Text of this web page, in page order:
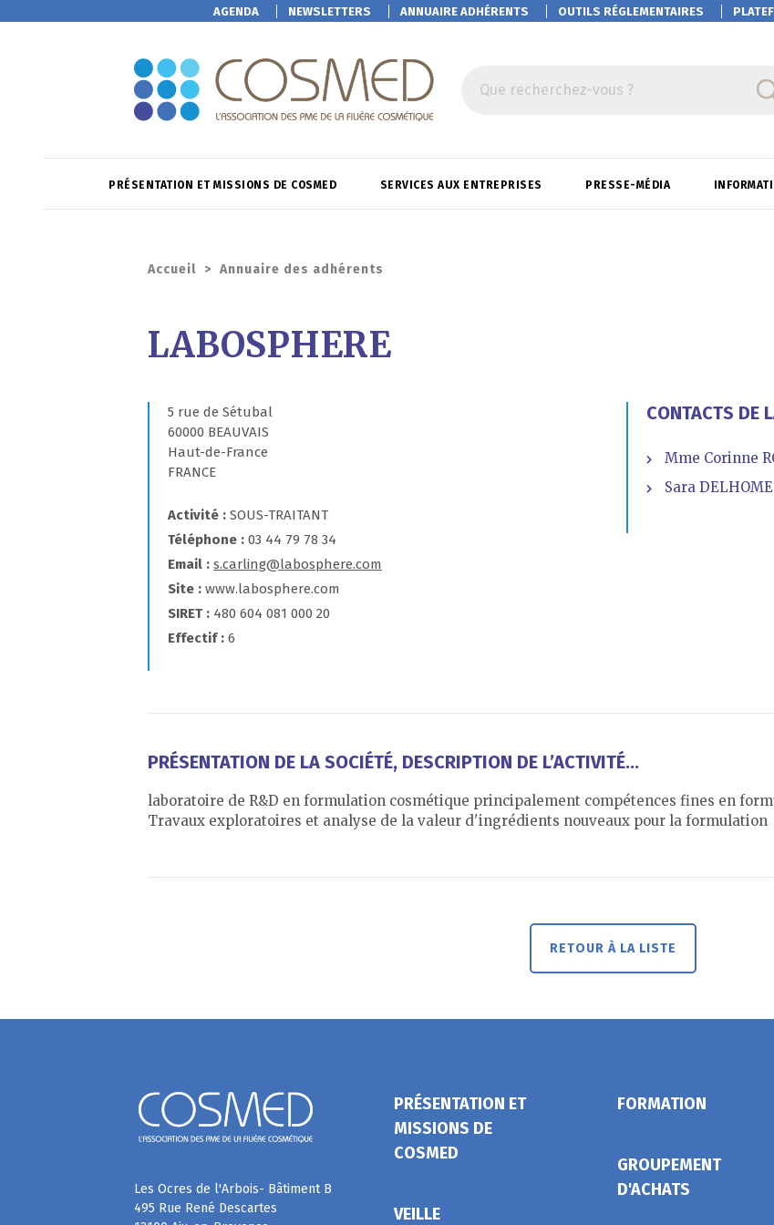
AGENDA NEWSLETTERS ANNUAIRE ADHÉRENTS OUTILS RÉGLEMENTAIRES
Que recherchez-vous ?
PRÉSENTATION ET MISSIONS DE COSMED SERVICES AUX ENTREPRISES PRESSE-MÉDIA
Accueil > Annuaire des adhérents
LABOSPHERE
5 rue de Sétubal
60000 BEAUVAIS
Haut-de-France
FRANCE
Activité
SOUS-TRAITANT
Téléphone
03 44 79 78 34
Email
s.carling@labosphere.com
Site
www.labosphere.com
SIRET
480 604 081 000 20
Effectif
6
CONTACTS DE
Mme Corinne
Sara
PRÉSENTATION DE LA SOCIÉTÉ, DESCRIPTION DE L’ACTIVITÉ...
laboratoire de R&D en formulation cosmétique principalement compétences fines en
Travaux exploratoires et analyse de la valeur d'ingrédients nouveaux pour la formulation
RETOUR À LA LISTE
Les Ocres de l'Arbois- Bâtiment B
495 Rue René Descartes
PRÉSENTATION ET
MISSIONS DE
COSMED
VEILLE
FORMATION
GROUPEMENT
D'ACHATS